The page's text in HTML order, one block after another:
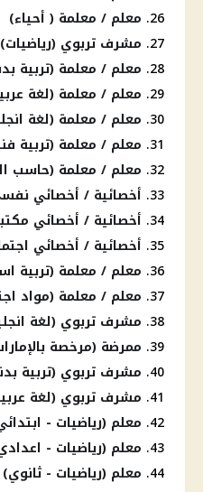
معلم / معلمة ( أحياء)
مشرف تربوي (رياضيات)
معلم / معلمة (تربية
معلم / معلمة (لغة
معلم / معلمة (لغة
معلم / معلمة (تربية
معلم / معلمة (حاسب
أخصائية / أخصائي
أخصائية / أخصائي
أخصائية / أخصائي
معلم / معلمة (تربية
معلم / معلمة (مواد
مشرف تربوي (لغة
ممرضة (مرخصة
مشرف تربوي (تربية
مشرف تربوي (لغة
معلم (رياضيات -
معلم (رياضيات -
معلم (رياضيات - ثانوي)